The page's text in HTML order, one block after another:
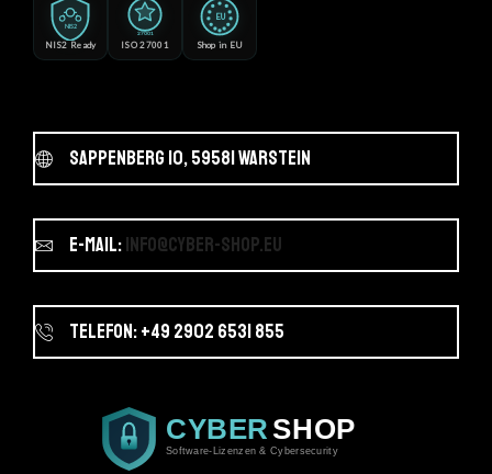
NIS2
NIS2 Ready
27001
ISO 27001
EU
Shop in EU
Sappenberg 10, 59581 Warstein
E-Mail:info@cyber-shop.eu
Telefon: +49 2902 6531 855